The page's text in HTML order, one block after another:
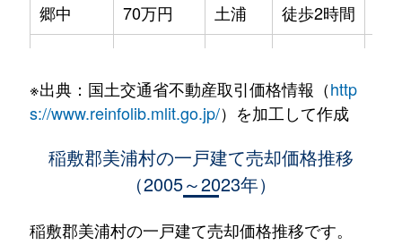
郷中
70万円 土浦 徒歩2時間
大字土浦
100万円 土浦 徒歩2時間
300万円 土浦
大字土屋
380万円 土浦 徒歩2時間
※出典：国土交通省不動産取引価格情報（http
s://www.reinfolib.mlit.go.jp/）を加工して作成
稲敷郡美浦村の一戸建て売却価格推移
（2005～2023年）
稲敷郡美浦村の一戸建て売却価格推移です。